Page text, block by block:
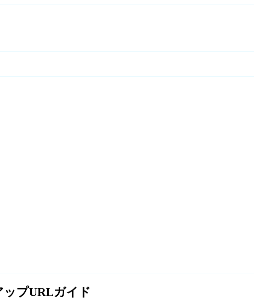
プURLガイド